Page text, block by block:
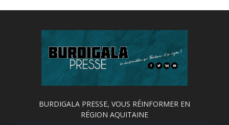
BURDIGALA PRESSE, VOUS RÉINFORMER EN
RÉGION AQUITAINE